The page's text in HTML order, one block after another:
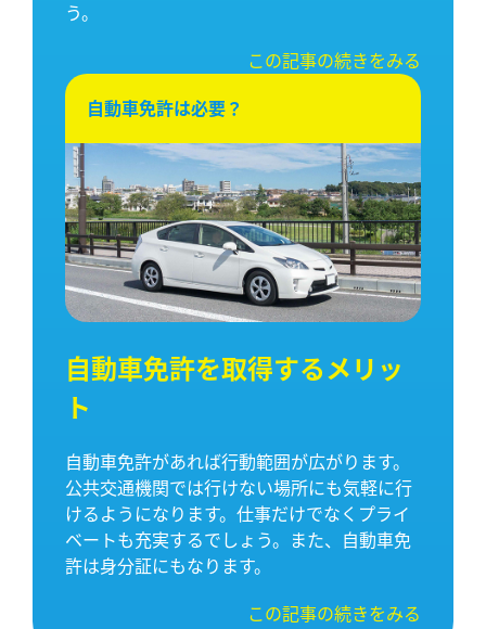
う。
この記事の続きをみる
自動車免許は必要？
自動車免許を取得するメリッ
ト
自動車免許があれば行動範囲が広がります。
公共交通機関では行けない場所にも気軽に行
けるようになります。仕事だけでなくプライ
ベートも充実するでしょう。また、自動車免
許は身分証にもなります。
この記事の続きをみる